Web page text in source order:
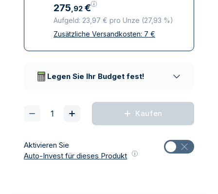
275,92 €
Aufgeld: 23,97 € pro Unze (27,93 %)
Alle Steuern inbegriffen
Zusätzliche Versandkosten: 7 €
Legen Sie Ihr Budget fest!
Kaufen
Aktivieren Sie
Auto-Invest für dieses Produkt